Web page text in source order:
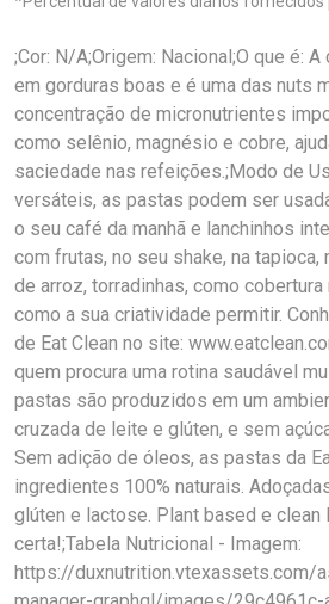
;Cor: N/A;Origem: Nacional;O que é:
em gorduras boas e é uma das nuts
concentração de micronutrientes
como selênio, magnésio e cobre,
saciedade nas refeições.;Modo de
versáteis, as pastas podem ser
o seu café da manhã e lanchinhos
com frutas, no seu shake, na tapioca,
de arroz, torradinhas, como cobertura
como a sua criatividade permitir.
de Eat Clean no site:
quem procura uma rotina saudável
pastas são produzidos em um
cruzada de leite e glúten, e sem
Sem adição de óleos, as pastas da
ingredientes 100% naturais.
glúten e lactose. Plant based e clean
certa!;Tabela Nutricional - Imagem:
https://duxnutrition.vtexassets.com/